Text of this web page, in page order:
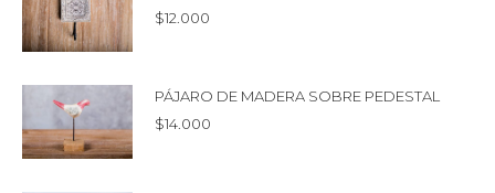
$12.000
PÁJARO DE MADERA SOBRE PEDESTAL
$14.000